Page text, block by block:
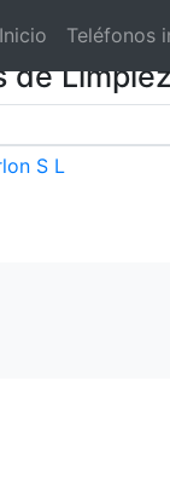
Inicio Teléfonos
de
S L